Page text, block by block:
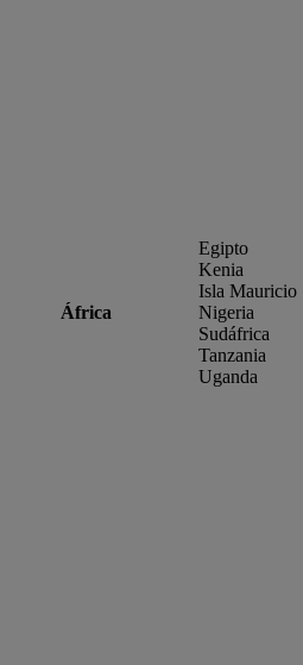
África
Egipto
Kenia
Isla Mauricio
Nigeria
Sudáfrica
Tanzania
Uganda